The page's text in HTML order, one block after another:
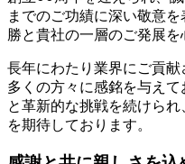
までのご功績に深い敬意
勝と貴社の一層のご発展を
長年にわたり業界にご貢献
多くの方々に感銘を与え
と革新的な挑戦を続けら
を期待しております。